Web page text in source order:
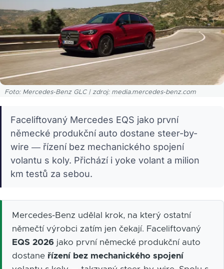
Foto: Mercedes-Benz GLC | zdroj: media.mercedes-benz.com
Faceliftovaný Mercedes EQS jako první
německé produkční auto dostane steer-by-
wire — řízení bez mechanického spojení
volantu s koly. Přichází i yoke volant a milion
km testů za sebou.
Mercedes-Benz udělal krok, na který ostatní
němečtí výrobci zatím jen čekají. Faceliftovaný
EQS 2026 jako první německé produkční auto
dostane řízení bez mechanického spojení